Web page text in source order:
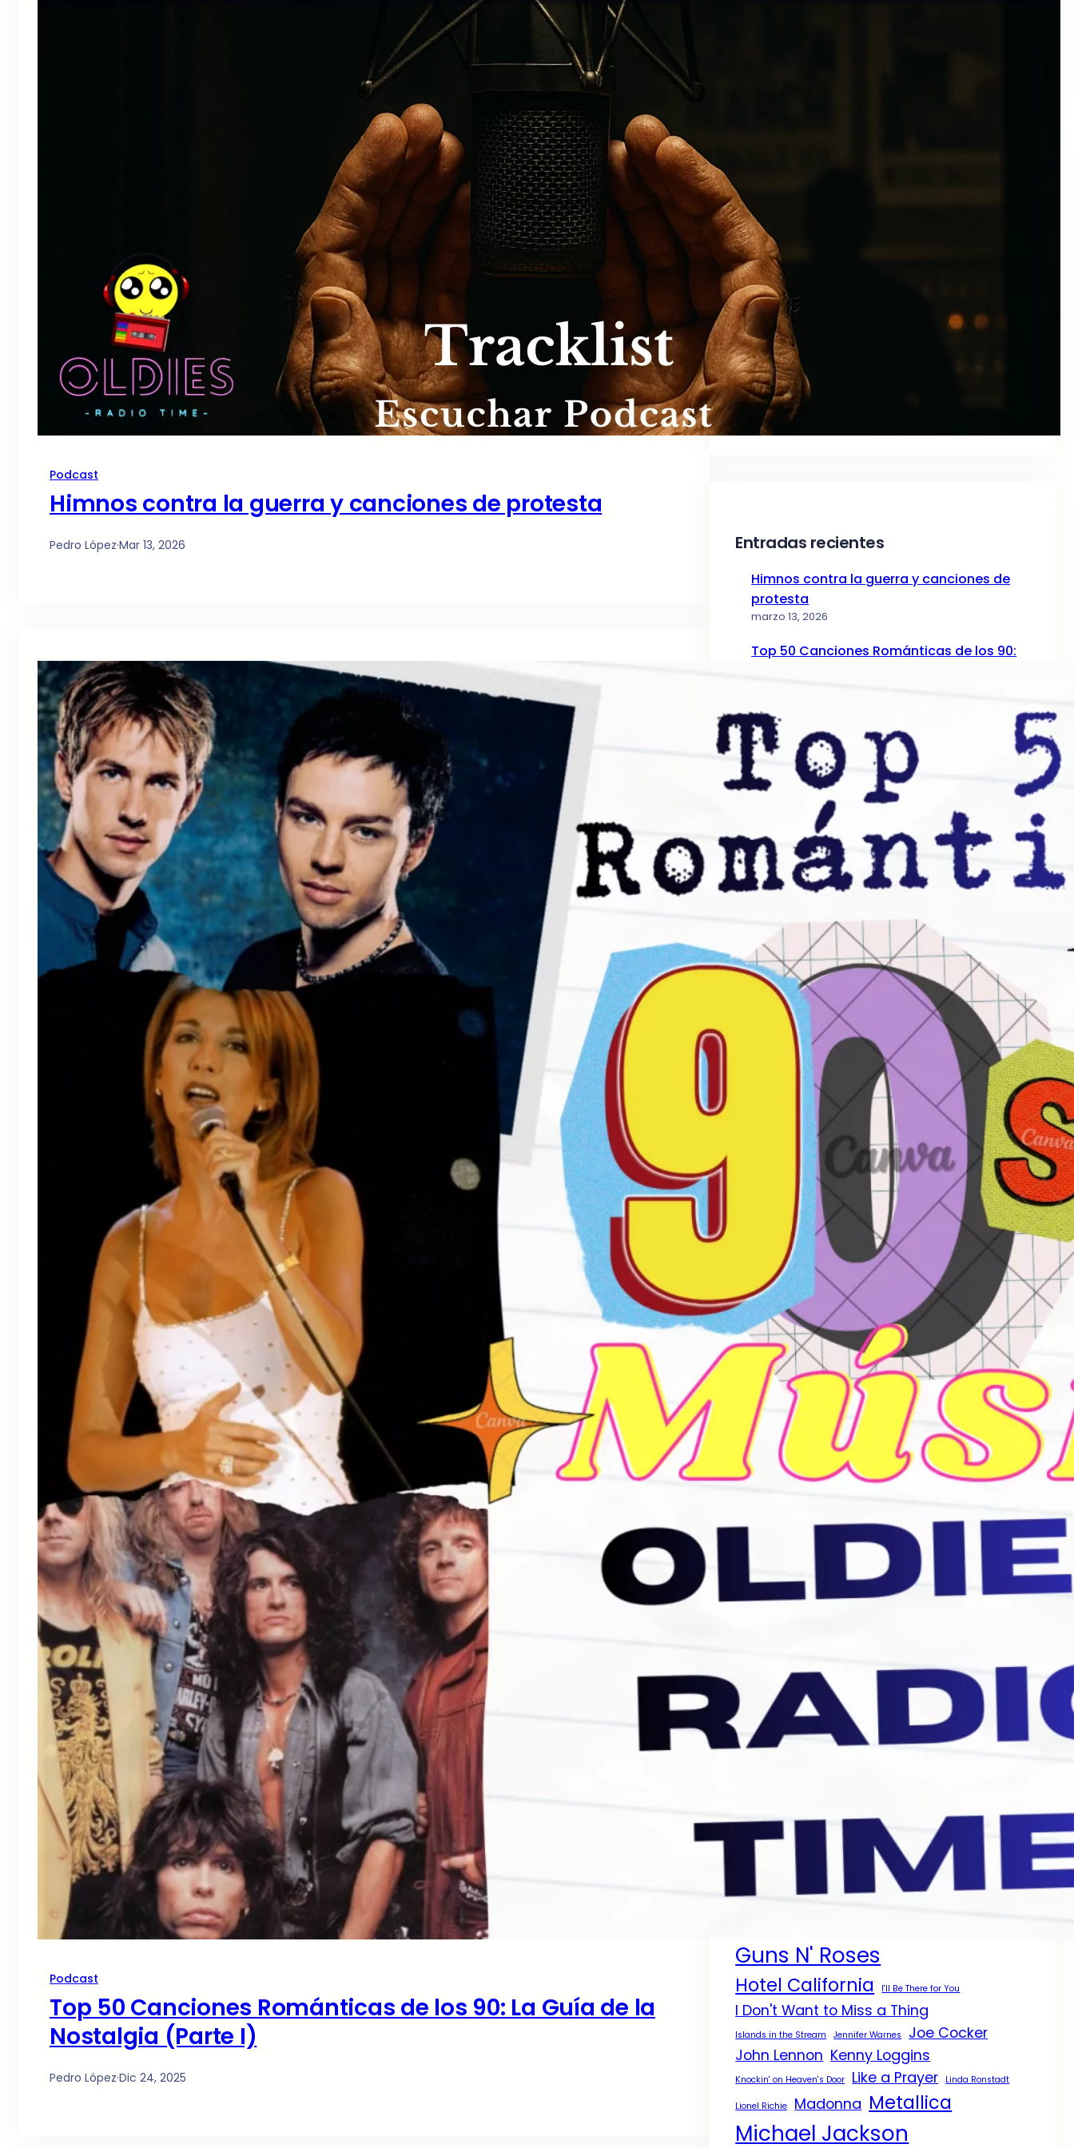
Podcast
Himnos contra la guerra y canciones de protesta
Pedro López·Mar 13, 2026
Podcast
Top 50 Canciones Románticas de los 90: La Guía de la
Nostalgia (Parte I)
Pedro López·Dic 24, 2025
Colaboraciones
Entradas recientes
Himnos contra la guerra y canciones de
protesta
marzo 13, 2026
Top 50 Canciones Románticas de los 90:
Top 50 Canciones Románticas de los 80: El
Ranking Definitivo
mayo 12, 2025
Top 50 Canciones Románticas de los 70:
La Era Dorada
abril 5, 2025
Los 20 Mejores Dúos Musicales de la
Historia: Éxitos e Historias
Archivo
marzo 2026
diciembre 2025
mayo 2025
septiembre 2024
junio 2024
mayo 2024
marzo 2024
febrero 2024
enero 2024
diciembre 2023
noviembre 2023
octubre 2023
septiembre 2023
agosto 2023
julio 2023
junio 2023
mayo 2023
abril 2023
julio 2022
junio 2022
noviembre 2021
septiembre 2021
agosto 2021
julio 2021
Billboard
Bill Medley y Jennifer Warnes
Black Sabbath
Civil War Céline Dion
Guns N' Roses
Hotel California I'll Be There for You
I Don't Want to Miss a Thing
Islands in the Stream Jennifer Warnes
Joe Cocker
John Lennon Kenny Loggins
Knockin' on Heaven's Door Like a Prayer Linda Ronstadt
Lionel Richie Madonna Metallica
Michael Jackson